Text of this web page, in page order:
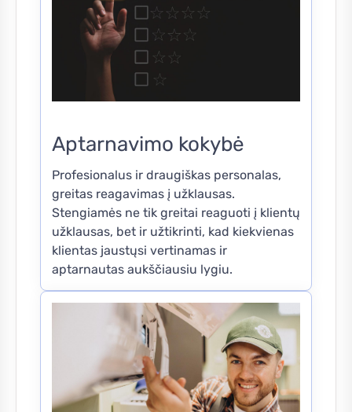
Aptarnavimo kokybė
Profesionalus ir draugiškas personalas,
greitas reagavimas į užklausas.
Stengiamės ne tik greitai reaguoti į klientų
užklausas, bet ir užtikrinti, kad kiekvienas
klientas jaustųsi vertinamas ir
aptarnautas aukščiausiu lygiu.